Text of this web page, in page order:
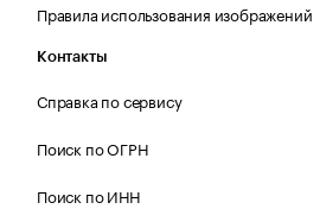
Правила использования изображений
Контакты
Справка по сервису
Поиск по ОГРН
Поиск по ИНН